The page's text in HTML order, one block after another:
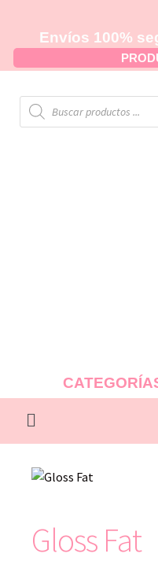
Envíos 100%
Gloss Fat